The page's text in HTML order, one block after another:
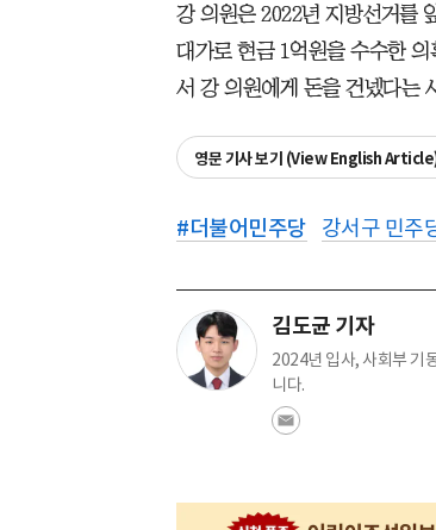
강 의원은 2022년 지방선거를
대가로 현금 1억원을 수수한
서 강 의원에게 돈을 건넸다는
영문 기사 보기 (View English
#더불어민주당 강서구 민주
김도균 기자
2024년 입사, 사회부 기
니다.